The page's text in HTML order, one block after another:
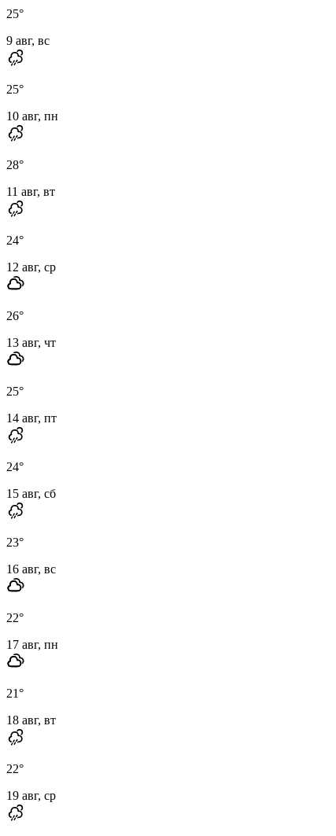
25°
9 авг, вс
25°
10 авг, пн
28°
11 авг, вт
24°
12 авг, ср
26°
13 авг, чт
25°
14 авг, пт
24°
15 авг, сб
23°
16 авг, вс
22°
17 авг, пн
21°
18 авг, вт
22°
19 авг, ср